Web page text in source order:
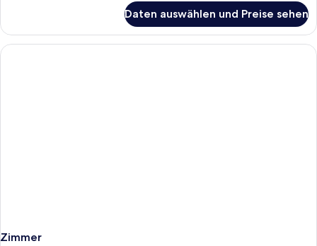
and
Club
Access
King
Bed
with
Daten auswählen und Preise sehen
Zimmer